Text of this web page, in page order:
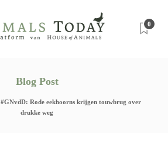
0
Blog Post
#GNvdD: Rode eekhoorns krijgen touwbrug over
drukke weg